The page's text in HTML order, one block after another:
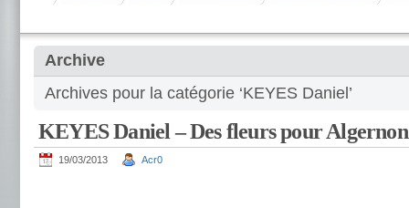
Archive
Archives pour la catégorie ‘KEYES Daniel’
KEYES Daniel – Des fleurs pour Algernon
19/03/2013 Acr0